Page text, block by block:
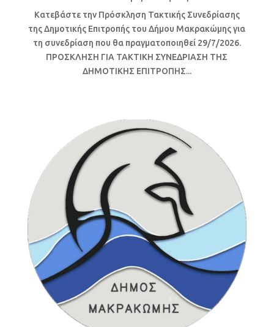
Κατεβάστε την Πρόσκληση Τακτικής Συνεδρίασης
της Δημοτικής Επιτροπής του Δήμου Μακρακώμης για
τη συνεδρίαση που θα πραγματοποιηθεί 29/7/2026.
ΠΡΟΣΚΛΗΣΗ ΓΙΑ ΤΑΚΤΙΚΗ ΣΥΝΕΔΡΙΑΣΗ ΤΗΣ
ΔΗΜΟΤΙΚΗΣ ΕΠΙΤΡΟΠΗΣ...